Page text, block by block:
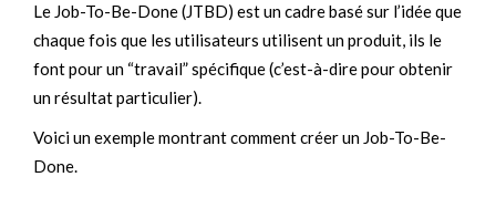
Le Job-To-Be-Done (JTBD) est un cadre basé sur l’idée que
chaque fois que les utilisateurs utilisent un produit, ils le
font pour un “travail” spécifique (c’est-à-dire pour obtenir
un résultat particulier).
Voici un exemple montrant comment créer un Job-To-Be-
Done.